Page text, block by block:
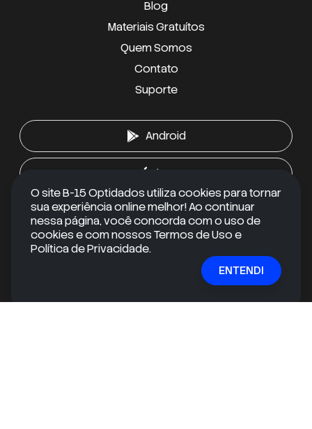
Blog
Materiais Gratuítos
Quem Somos
Contato
Suporte
RECEBA CONTEÚDOS EXCLUSIVOS
Quer se manter informado e ir além do óbvio?
Inscreva-se em nossa newsletter gratuita e receba
conteúdos exclusivos e informações valiosas
diretamente na sua caixa de entrada!
Android
iOS
O site B-15 Optidados utiliza cookies para tornar
sua experiência online melhor! Ao continuar
nessa página, você concorda com o uso de
cookies e com nossos Termos de Uso e
Política de Privacidade.
ENTENDI